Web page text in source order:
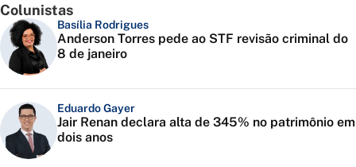
Colunistas
Basília Rodrigues
Anderson Torres pede ao STF revisão criminal do
8 de janeiro
Eduardo Gayer
Jair Renan declara alta de 345% no patrimônio em
dois anos